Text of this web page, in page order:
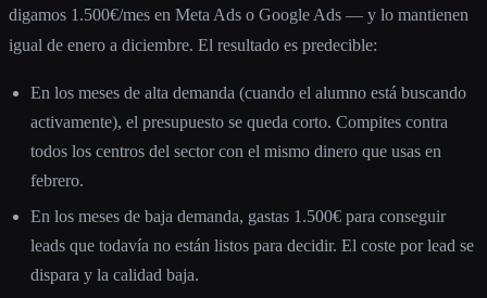
digamos 1.500€/mes en Meta Ads o Google Ads — y lo mantienen
igual de enero a diciembre. El resultado es predecible:
En los meses de alta demanda (cuando el alumno está buscando
activamente), el presupuesto se queda corto. Compites contra
todos los centros del sector con el mismo dinero que usas en
febrero.
En los meses de baja demanda, gastas 1.500€ para conseguir
leads que todavía no están listos para decidir. El coste por lead se
dispara y la calidad baja.